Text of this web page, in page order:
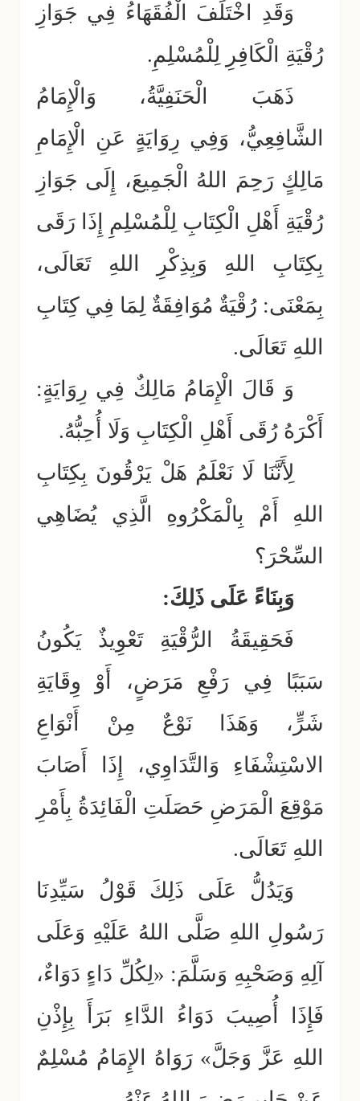
وَقَدِ اخْتَلَفَ الْفُقَهَاءُ فِي جَوَازِ
رُقْيَةِ الْكَافِرِ لِلْمُسْلِمِ.
ذَهَبَ الْحَنَفِيَّةُ، وَالْإِمَامُ
الشَّافِعِيُّ، وَفِي رِوَايَةٍ عَنِ الْإِمَامِ
مَالِكٍ رَحِمَ اللهُ الْجَمِيعَ، إِلَى جَوَازِ
رُقْيَةِ أَهْلِ الْكِتَابِ لِلْمُسْلِمِ إِذَا رَقَى
بِكِتَابِ اللهِ وَبِذِكْرِ اللهِ تَعَالَى،
بِمَعْنَى: رُقْيَةٌ مُوَافِقَةٌ لِمَا فِي كِتَابِ
اللهِ تَعَالَى.
وَ قَالَ الْإِمَامُ مَالِكٌ فِي رِوَايَةٍ:
أَكْرَهُ رُقَى أَهْلِ الْكِتَابِ وَلَا أُحِبُّهُ.
لِأَنَّنَا لَا نَعْلَمُ هَلْ يَرْقُونَ بِكِتَابِ
اللهِ أَمْ بِالْمَكْرُوهِ الَّذِي يُضَاهِي
السِّحْرَ؟
وَبِنَاءً عَلَى ذَلِكَ:
فَحَقِيقَةُ الرُّقْيَةِ تَعْوِيذٌ يَكُونُ
سَبَبًا فِي رَفْعِ مَرَضٍ، أَوْ وِقَايَةِ
شَرٍّ، وَهَذَا نَوْعٌ مِنْ أَنْوَاعِ
الاسْتِشْفَاءِ وَالتَّدَاوِي، إِذَا أَصَابَ
مَوْقِعَ الْمَرَضِ حَصَلَتِ الْفَائِدَةُ بِأَمْرِ
اللهِ تَعَالَى.
وَيَدُلُّ عَلَى ذَلِكَ قَوْلُ سَيِّدِنَا
رَسُولِ اللهِ صَلَّى اللهُ عَلَيْهِ وَعَلَى
آلِهِ وَصَحْبِهِ وَسَلَّمَ: «لِكُلِّ دَاءٍ دَوَاءٌ،
فَإِذَا أُصِيبَ دَوَاءُ الدَّاءِ بَرَأَ بِإِذْنِ
اللهِ عَزَّ وَجَلَّ» رَوَاهُ الإِمَامُ مُسْلِمٌ